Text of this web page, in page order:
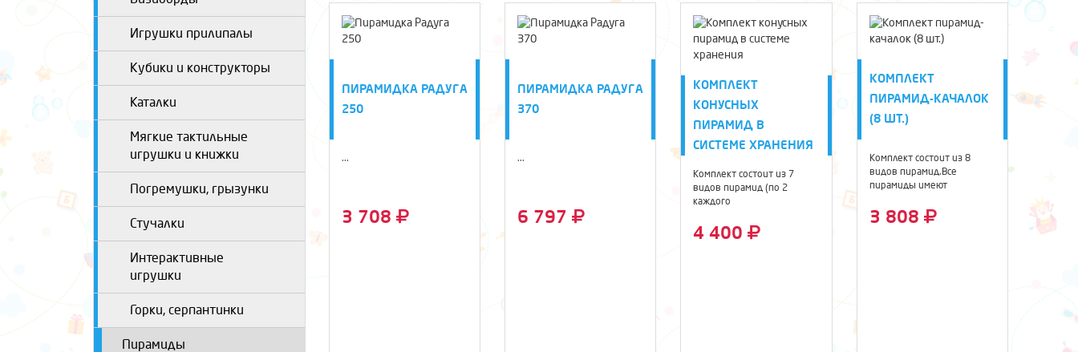
Игрушки прилипалы
Кубики и конструкторы
Каталки
Мягкие тактильные
игрушки и книжки
Погремушки, грызунки
Стучалки
Интерактивные
игрушки
Горки, серпантинки
Пирамиды
ПИРАМИДКА РАДУГА
250
...
3 708
ПИРАМИДКА РАДУГА
370
...
6 797
КОМПЛЕКТ
КОНУСНЫХ
ПИРАМИД В
СИСТЕМЕ ХРАНЕНИЯ
Комплект состоит из 7
видов пирамид (по 2
каждого
позволит ...
4 400
КОМПЛЕКТ
ПИРАМИД-КАЧАЛОК
(8 ШТ.)
Комплект состоит из 8
видов пирамид.Все
пирамиды имеют
3 808